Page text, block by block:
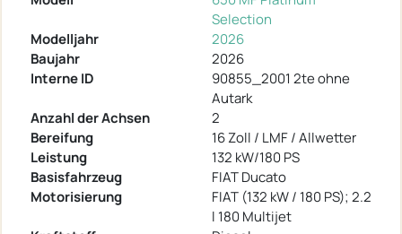
Selection
Modelljahr
2026
Baujahr
2026
Interne ID
90855_2001 2te ohne
Autark
Anzahl der Achsen
2
Bereifung
16 Zoll / LMF / Allwetter
Leistung
132 kW/180 PS
Basisfahrzeug
FIAT Ducato
Motorisierung
FIAT (132 kW / 180 PS); 2.2
l 180 Multijet